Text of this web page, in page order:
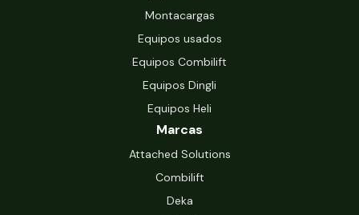
Montacargas
Equipos usados
Equipos Combilift
Equipos Dingli
Equipos Heli
Marcas
Attached Solutions
Combilift
Deka